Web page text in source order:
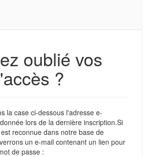
oublié vos
?
la case ci-dessous l'adresse e-
lors de la dernière inscription.Si
reconnue dans notre base de
un e-mail contenant un lien pour
de passe :